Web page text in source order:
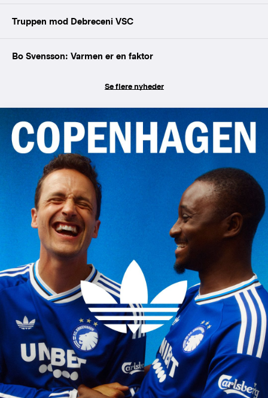
Truppen mod Debreceni VSC
Bo Svensson: Varmen er en faktor
Se flere nyheder